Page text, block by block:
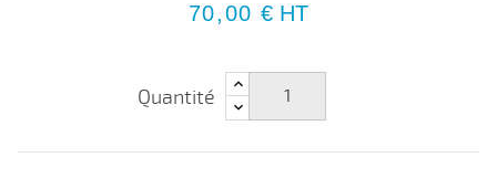
70,00 € HT
Quantité